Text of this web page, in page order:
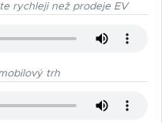
rychleji než prodeje EV
trh